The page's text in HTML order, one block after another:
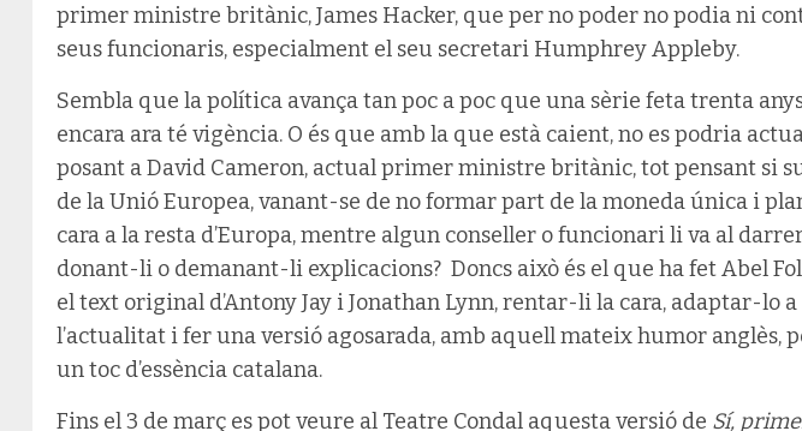
primer ministre britànic, James Hacker, que per no poder no podia ni
seus funcionaris, especialment el seu secretari Humphrey Appleby.
Sembla que la política avança tan poc a poc que una sèrie feta trenta
encara ara té vigència. O és que amb la que està caient, no es podria
posant a David Cameron, actual primer ministre britànic, tot pensant si
de la Unió Europea, vanant-se de no formar part de la moneda única i
cara a la resta d’Europa, mentre algun conseller o funcionari li va al
donant-li o demanant-li explicacions? Doncs això és el que ha fet Abel
el text original d’Antony Jay i Jonathan Lynn, rentar-li la cara, adaptar-lo a
l’actualitat i fer una versió agosarada, amb aquell mateix humor anglès,
un toc d’essència catalana.
Fins el 3 de març es pot veure al Teatre Condal aquesta versió de Sí,